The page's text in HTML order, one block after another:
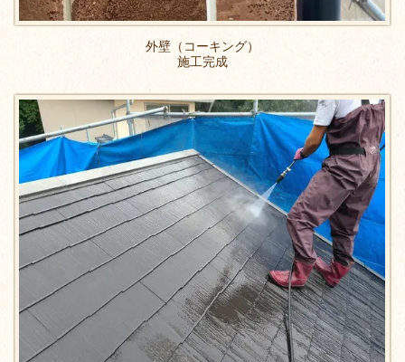
外壁（コーキング）
施工完成